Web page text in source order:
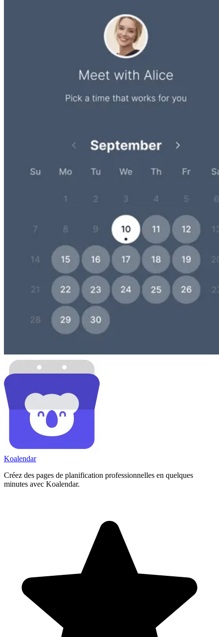
Koalendar
Créez des pages de planification professionnelles en quelques
minutes avec Koalendar.